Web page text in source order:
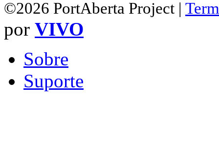
©2026 PortAberta Project |
por VIVO
Sobre
Suporte